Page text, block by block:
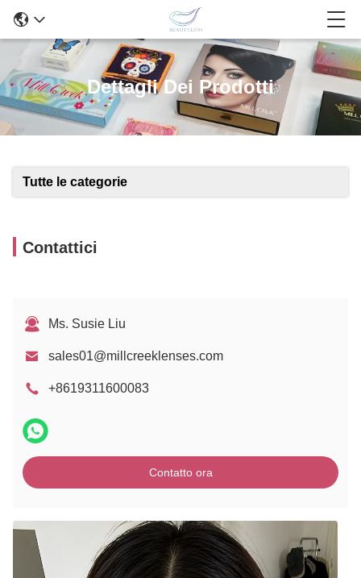
Dettagli Dei Prodotti
Tutte le categorie
Contattici
Ms. Susie Liu
sales01@millcreeklenses.com
+8619311600083
Contatto ora